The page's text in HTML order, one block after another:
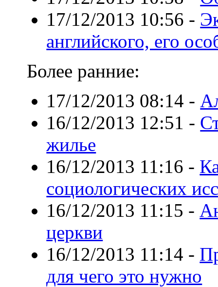
17/12/2013 10:56 -
английского, его
Более ранние:
17/12/2013 08:14 -
16/12/2013 12:51 -
жилье
16/12/2013 11:16 -
социологических
16/12/2013 11:15 -
церкви
16/12/2013 11:14 -
для чего это нужно